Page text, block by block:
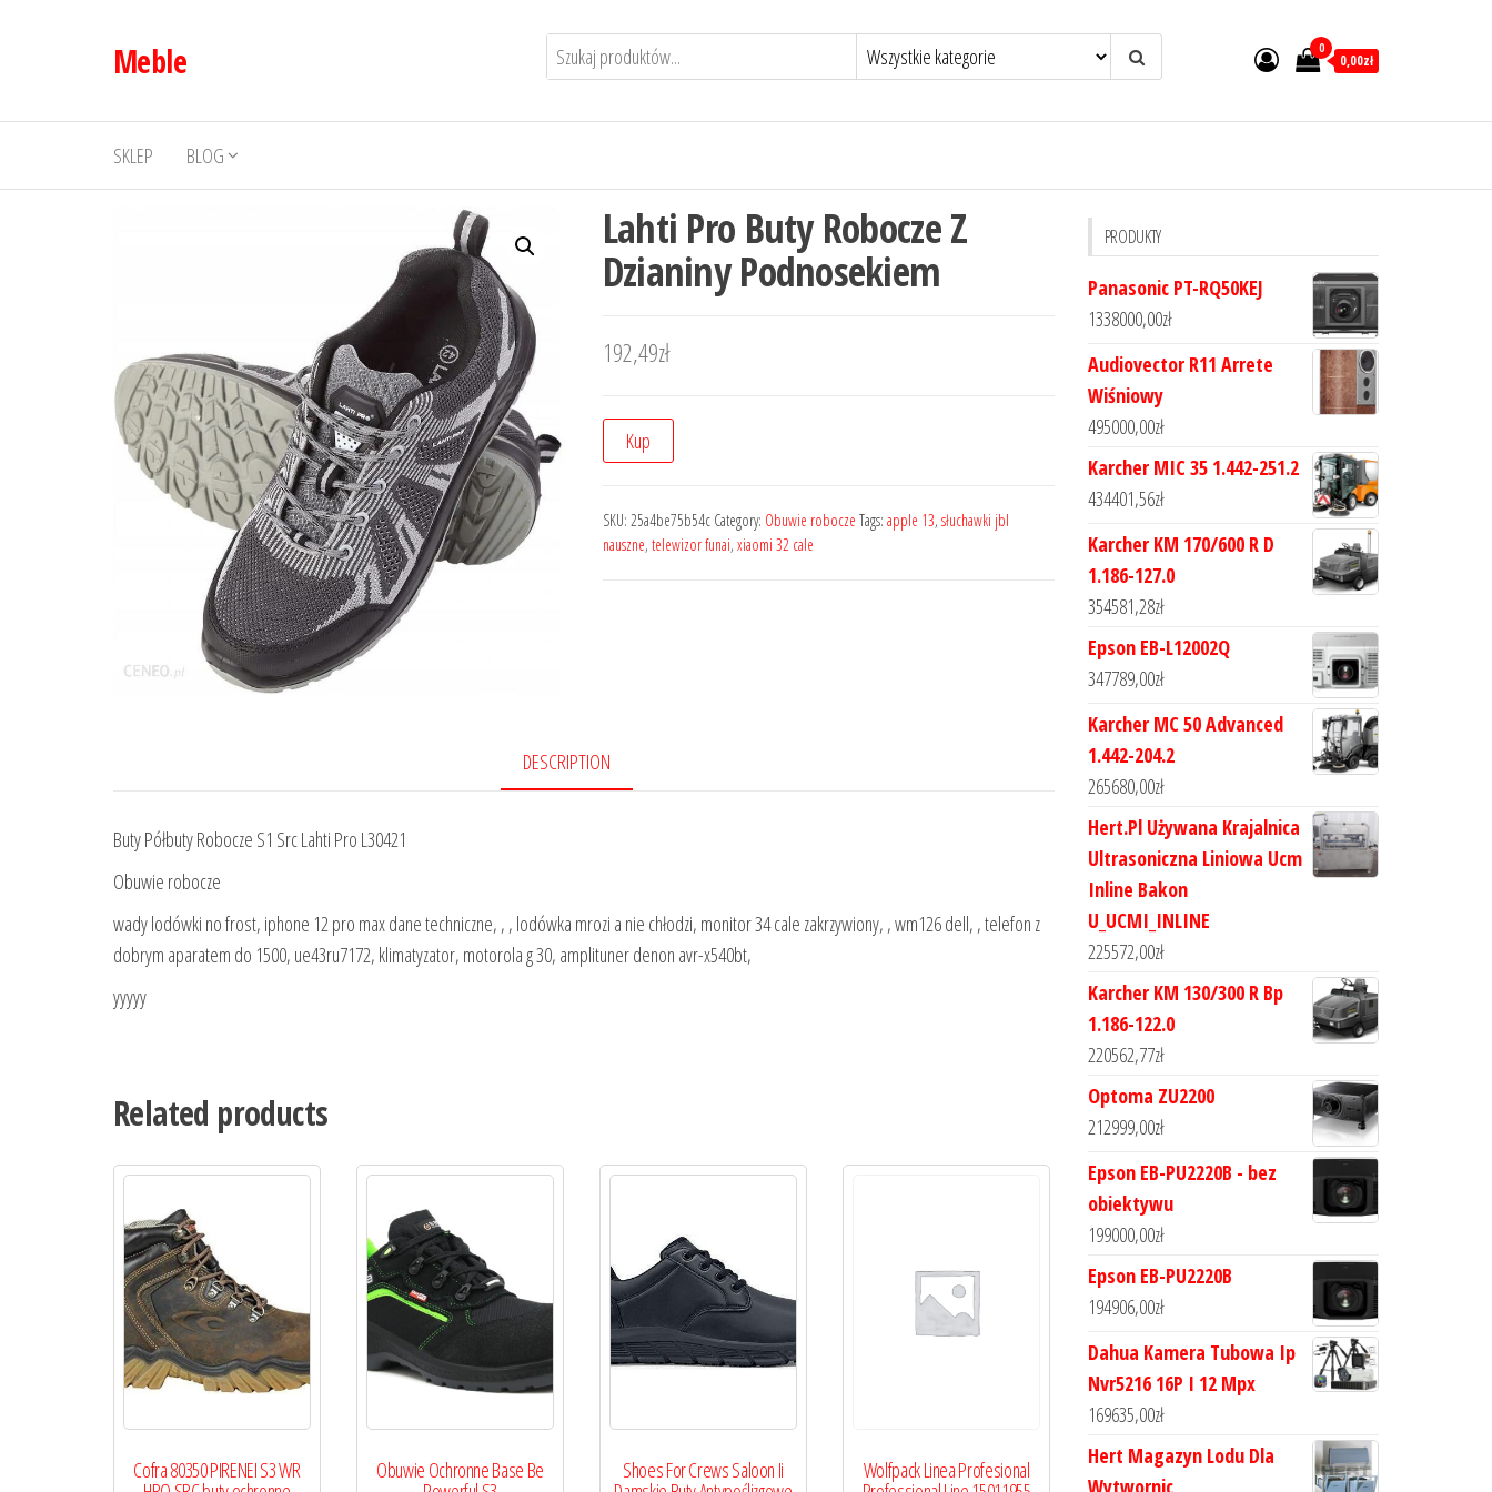
Meble 0
0,00zł
SKLEP BLOG
Lahti Pro Buty Robocze Z
Dzianiny Podnosekiem
192,49zł
Kup
SKU: 25a4be75b54c Category: Obuwie robocze Tags: apple 13, słuchawki jbl
nauszne, telewizor funai, xiaomi 32 cale
DESCRIPTION
Buty Półbuty Robocze S1 Src Lahti Pro L30421
Obuwie robocze
wady lodówki no frost, iphone 12 pro max dane techniczne, , , lodówka mrozi a nie chłodzi, monitor 34 cale zakrzywiony, , wm126 dell, , telefon z
dobrym aparatem do 1500, ue43ru7172, klimatyzator, motorola g 30, amplituner denon avr-x540bt,
yyyyy
Related products
Cofra 80350 PIRENEI S3 WR Obuwie Ochronne Base Be Shoes For Crews Saloon Ii Wolfpack Linea Profesional
PRODUKTY
Panasonic PT-RQ50KEJ
1338000,00zł
Audiovector R11 Arrete
Wiśniowy
495000,00zł
Karcher MIC 35 1.442-251.2
434401,56zł
Karcher KM 170/600 R D
1.186-127.0
354581,28zł
Epson EB-L12002Q
347789,00zł
Karcher MC 50 Advanced
1.442-204.2
265680,00zł
Hert.Pl Używana Krajalnica
Ultrasoniczna Liniowa Ucm
Inline Bakon
U_UCMI_INLINE
225572,00zł
Karcher KM 130/300 R Bp
1.186-122.0
220562,77zł
Optoma ZU2200
212999,00zł
Epson EB-PU2220B - bez
obiektywu
199000,00zł
Epson EB-PU2220B
194906,00zł
Dahua Kamera Tubowa Ip
Nvr5216 16P I 12 Mpx
169635,00zł
Hert Magazyn Lodu Dla
Wytwornic